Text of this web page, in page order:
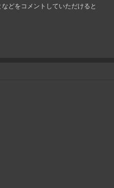
どをコメントしていただけると